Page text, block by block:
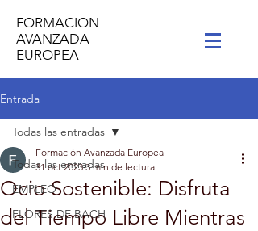
FORMACION
AVANZADA
EUROPEA
Entrada
Todas las entradas
EMPLEO
FLORES DE BACH
Todas las entradas
Ocio Sostenible: Disfruta
del Tiempo Libre Mientras
Formación Avanzada Europea
31 oct 2023 3 min de lectura